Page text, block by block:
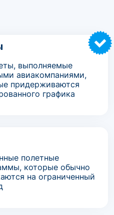
выполняемые
авиакомпаниями,
придерживаются
графика
полетные
которые обычно
на ограниченный